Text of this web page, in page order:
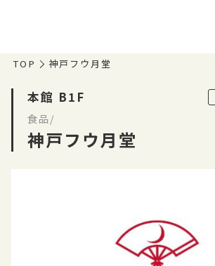
TOP 神戸フウ月堂
本館 B1F
食品/
神戸フウ月堂